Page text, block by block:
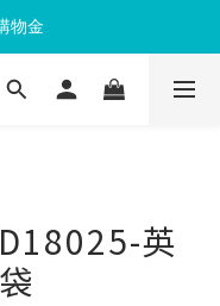
金
物金
元購物金
英